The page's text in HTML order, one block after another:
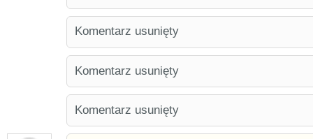
Komentarz usunięty
Komentarz usunięty
Komentarz usunięty